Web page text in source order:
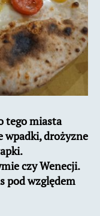
tego miasta
wpadki, drożyzne
czy Wenecji.
pod względem